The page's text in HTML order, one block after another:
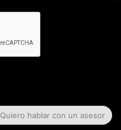
Quiero hablar con un asesor